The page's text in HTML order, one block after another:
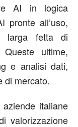
AI in logica
pronte all’uso,
larga fetta di
ultime,
e analisi dati,
di mercato.
italiane
valorizzazione